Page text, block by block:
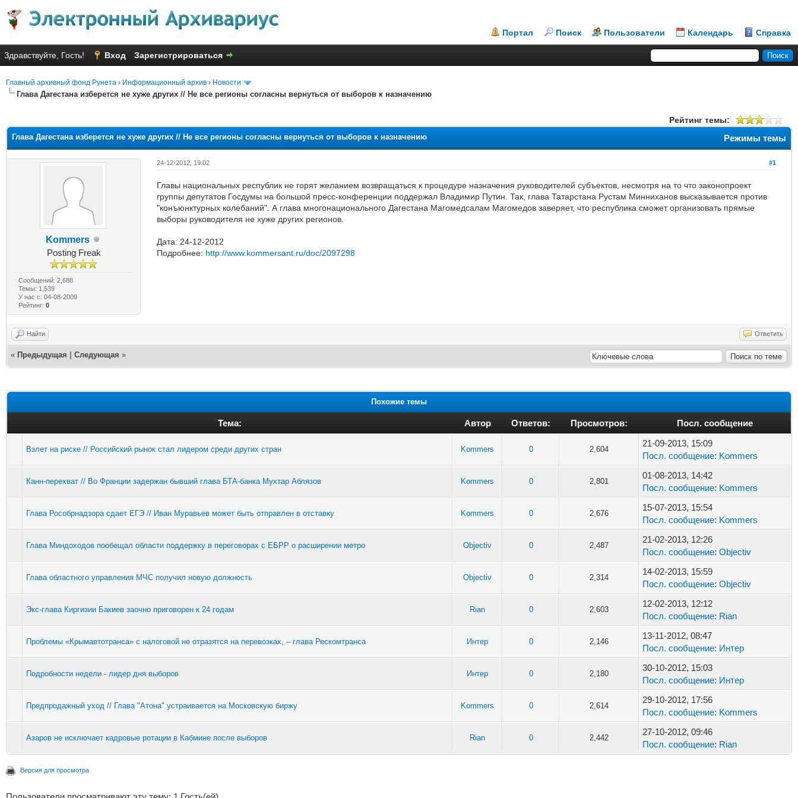
Портал Поиск Пользователи Календарь Справка
Здравствуйте, Гость! Вход Зарегистрироваться
Главный архивный фонд Рунета › Информационный архив › Новости
Глава Дагестана изберется не хуже других // Не все регионы согласны вернуться от выборов к назначению
Рейтинг темы:
Режимы темы
Глава Дагестана изберется не хуже других // Не все регионы согласны вернуться от выборов к назначению
Kommers
Posting Freak
Сообщений: 2,688
Темы: 1,539
У нас с: 04-08-2009
Рейтинг:0
#1
24-12-2012, 19:02
Главы национальных республик не горят желанием возвращаться к процедуре назначения руководителей субъектов, несмотря на то что законопроект
группы депутатов Госдумы на большой пресс-конференции поддержал Владимир Путин. Так, глава Татарстана Рустам Минниханов высказывается против
"конъюнктурных колебаний". А глава многонационального Дагестана Магомедсалам Магомедов заверяет, что республика сможет организовать прямые
выборы руководителя не хуже других регионов.
Дата: 24-12-2012
Подробнее: http://www.kommersant.ru/doc/2097298
Найти Ответить
« Предыдущая Следующая »
Похожие темы
Тема: Автор Ответов: Просмотров: Посл. сообщение
Взлет на риске // Российский рынок стал лидером среди других стран Kommers 0 2,604
21-09-2013, 15:09
Посл. сообщение: Kommers
Канн-перехват // Во Франции задержан бывший глава БТА-банка Мухтар Аблязов Kommers 0 2,801
01-08-2013, 14:42
Посл. сообщение: Kommers
Глава Рособрнадзора сдает ЕГЭ // Иван Муравьев может быть отправлен в отставку Kommers 0 2,676
15-07-2013, 15:54
Посл. сообщение: Kommers
Глава Миндоходов пообещал области поддержку в переговорах с ЕБРР о расширении метро Objectiv 0 2,487
21-02-2013, 12:26
Посл. сообщение: Objectiv
Глава областного управления МЧС получил новую должность Objectiv 0 2,314
14-02-2013, 15:59
Посл. сообщение: Objectiv
Экс-глава Киргизии Бакиев заочно приговорен к 24 годам Rian 0 2,603
12-02-2013, 12:12
Посл. сообщение: Rian
Проблемы «Крымавтотранса» с налоговой не отразятся на перевозках, – глава Рескомтранса Интер 0 2,146
13-11-2012, 08:47
Посл. сообщение: Интер
Подробности недели - лидер дня выборов Интер 0 2,180
30-10-2012, 15:03
Посл. сообщение: Интер
Предпродажный уход // Глава "Атона" устраивается на Московскую биржу Kommers 0 2,614
29-10-2012, 17:56
Посл. сообщение: Kommers
Азаров не исключает кадровые ротации в Кабмине после выборов Rian 0 2,442
27-10-2012, 09:46
Посл. сообщение: Rian
Версия для просмотра